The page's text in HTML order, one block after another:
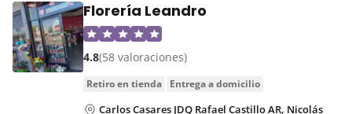
Florería Leandro
4.8(58 valoraciones)
retiro en tienda entrega a domicilio
Carlos Casares JDQ Rafael Castillo AR, Nicolás